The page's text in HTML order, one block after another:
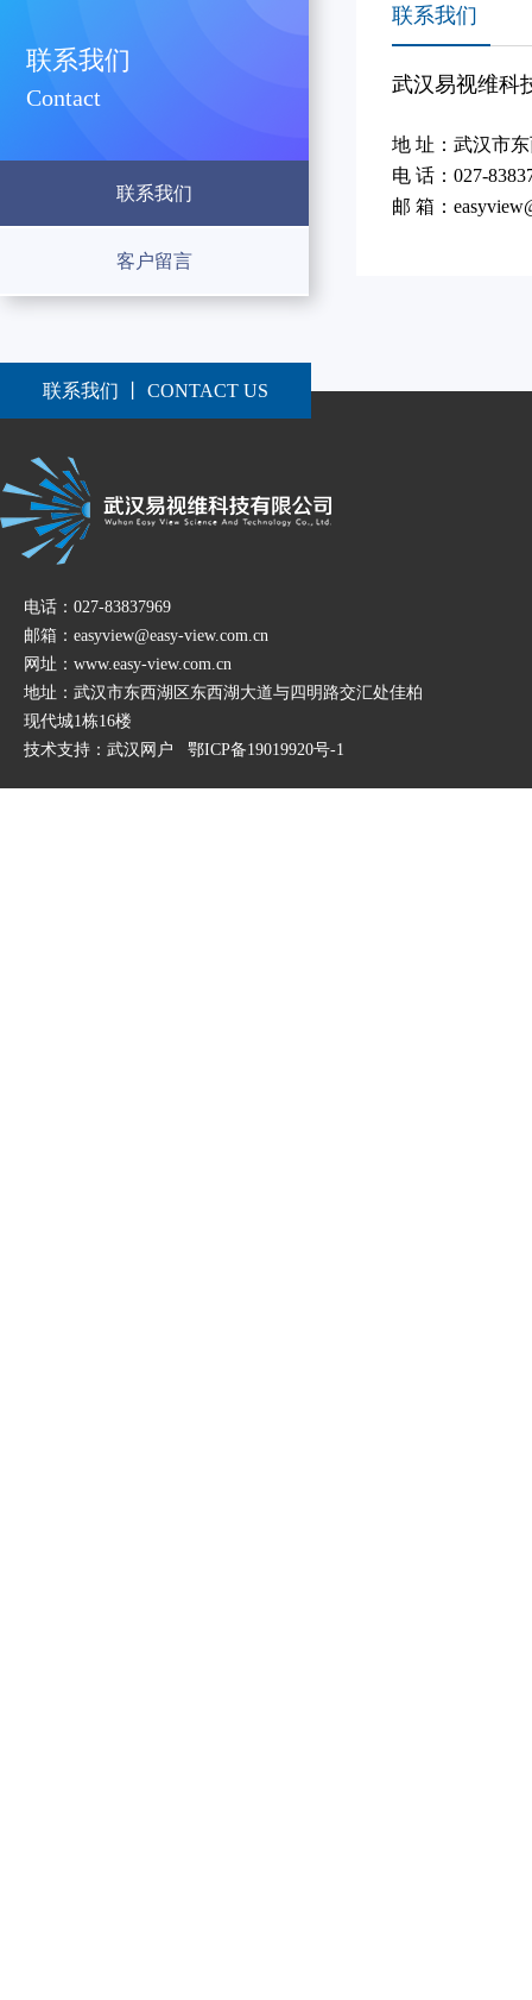
联系我们
Contact
联系我们
客户留言
联系我们
武汉易视维科
地 址：武汉市
电 话： 027-
邮 箱：
联系我们 丨 CONTACT US
电话：027-83837969
邮箱：easyview@easy-view.com.cn
网址：www.easy-view.com.cn
地址：武汉市东西湖区东西湖大道与四明路交汇处佳柏
现代城1栋16楼
技术支持： 武汉网户 鄂ICP备19019920号-1